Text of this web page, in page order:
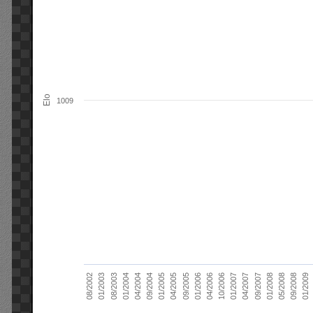
Elo
08/2002 01/2003 08/2003 01/2004 04/2004 09/2004 01/2005 04/2005 09/2005 01/2006 04/2006 10/2006 01/2007 04/2007 09/2007 01/2008 05/2008 09/2008 01/2009
1009